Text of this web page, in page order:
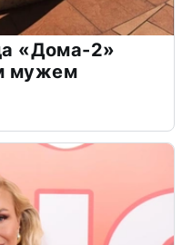
«Дома-2»
мужем